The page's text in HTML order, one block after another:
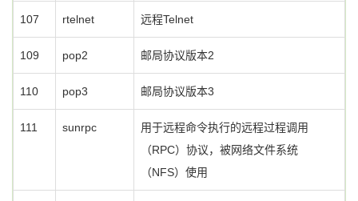
107 rtelnet 远程Telnet
109 pop2 邮局协议版本2
110 pop3 邮局协议版本3
111 sunrpc
用于远程命令执行的远程过程调用
（RPC）协议，被网络文件系统
（NFS）使用